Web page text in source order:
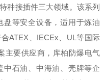
种接插件三大领域。该系列
盘等安全设备，适用于炼油
合ATEX IECEx UL 等国际
主要供应商，库柏防爆电气
石油、中海油、壳牌等企